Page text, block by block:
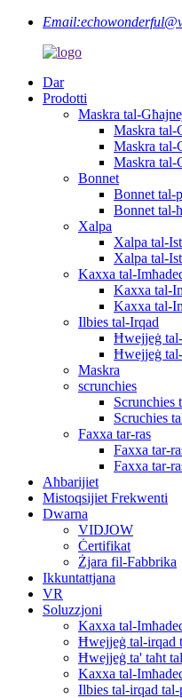
Email:
Dar
Prodotti
Maskra tal-
Maskra
Maskra tal-
Maskra tal-
Bonnet
Bonnet tal-
Bonnet tal-
Xalpa
Xalpa tal-
Xalpa tal-
Kaxxa tal-
Kaxxa tal-
Kaxxa tal-
Ilbies tal-Irqad
Ħwejjeġ
Ħwejjeġ
Maskra
scrunchies
Scrunchies
Scruchies
Faxxa tar-ras
Faxxa tar-
Faxxa tar-
Aħbarijiet
Mistoqsijiet Frekwenti
Dwarna
VIDJOW
Ċertifikat
Żjara fil-Fabbrika
Ikkuntattjana
VR
Soluzzjoni
Kaxxa tal-
Ħwejjeġ tal-irqad
Ħwejjeġ ta' taħt
Kaxxa tal-
Ilbies tal-irqad